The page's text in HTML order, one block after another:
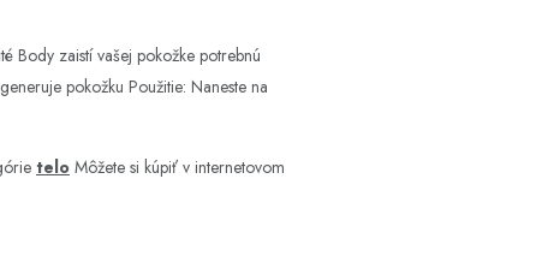
Body zaistí vašej pokožke potrebnú
pokožku Použitie: Naneste na
telo Môžete si kúpiť v internetovom